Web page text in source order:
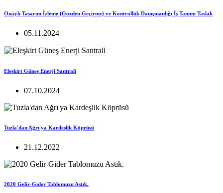
Onaylı Tasarım İzleme (Gözden Geçirme) ve Kontrollük Danışmanlığı İş Tanımı Taslak
05.11.2024
Eleşkirt Güneş Enerji Santrali
07.10.2024
Tuzla'dan Ağrı'ya Kardeşlik Köprüsü
21.12.2022
2020 Gelir-Gider Tablomuzu Astık.